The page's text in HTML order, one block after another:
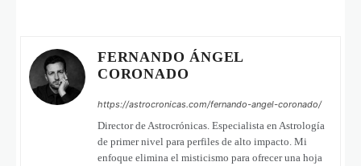
FERNANDO ÁNGEL
CORONADO
https://astrocronicas.com/fernando-angel-coronado/
Director de Astrocrónicas. Especialista en Astrología
de primer nivel para perfiles de alto impacto. Mi
enfoque elimina el misticismo para ofrecer una hoja